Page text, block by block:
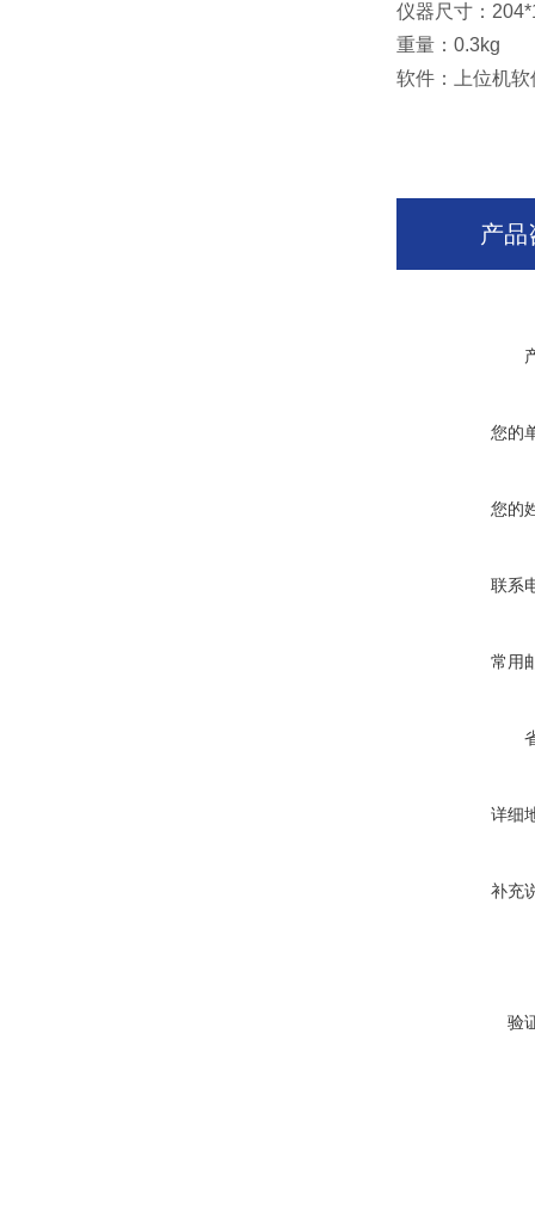
仪器尺寸：
重量：0.3kg
软件：上位机
产品
您的
您的
联系
常用
详细
补充
验